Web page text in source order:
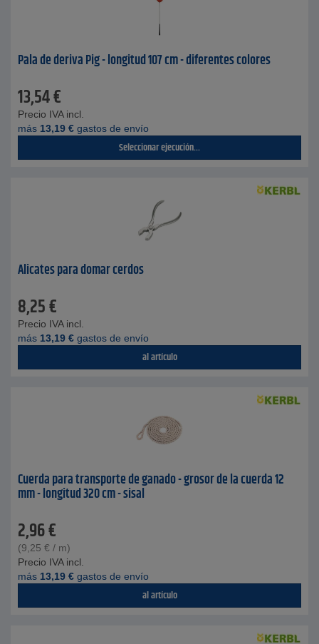
Pala de deriva Pig - longitud 107 cm - diferentes colores
13,54€
Precio IVA incl.
más 13,19 € gastos de envío
Seleccionar ejecución...
Alicates para domar cerdos
8,25€
Precio IVA incl.
más 13,19 € gastos de envío
al artículo
Cuerda para transporte de ganado - grosor de la cuerda 12
mm - longitud 320 cm - sisal
2,96€
(9,25 € / m)
Precio IVA incl.
más 13,19 € gastos de envío
al artículo